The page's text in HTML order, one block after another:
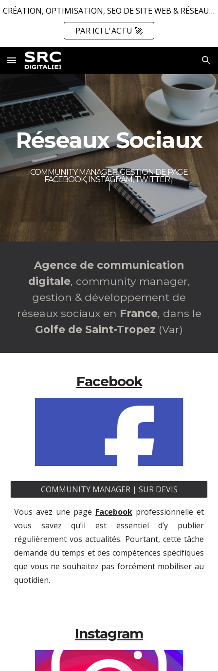
CRÉATION, OPTIMISATION, SEO DE SITE WEB & RÉSEAUX SOCIAUX ...
PAR ICI L'ACTU 🚀
Réseaux Sociaux
COMMUNITY MANAGER, GESTION DE PAGE
FACEBOOK, INSTAGRAM, TWITTER ...
|
Agence de communication
digitale, community manager,
gestion & développement de
réseaux sociaux en France, dans le
Golfe de Saint-Tropez (Var)
Facebook
COMMUNITY MANAGER | SUR DEVIS
Vous avez une page Facebookprofessionnelle et
vous savez qu’il est essentiel d’y publier
régulièrement vos actualités. Pourtant, cette tâche
demande du temps et des compétences spécifiques
que vous ne souhaitez pas forcément mobiliser au
quotidien.
Instagram